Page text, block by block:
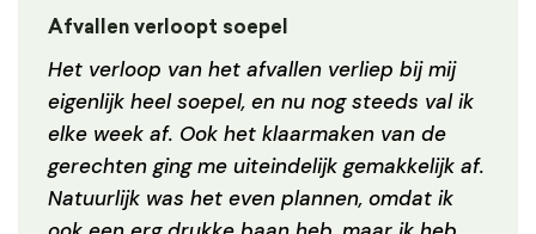
Afvallen verloopt soepel
Het verloop van het afvallen verliep bij mij
eigenlijk heel soepel, en nu nog steeds val ik
elke week af. Ook het klaarmaken van de
gerechten ging me uiteindelijk gemakkelijk af.
Natuurlijk was het even plannen, omdat ik